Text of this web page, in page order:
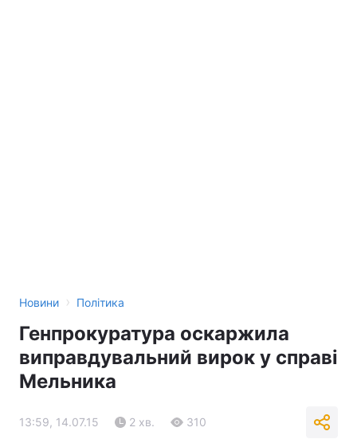
Новини › Політика
Генпрокуратура оскаржила
виправдувальний вирок у справі
Мельника
13:59, 14.07.15 2 хв. 310